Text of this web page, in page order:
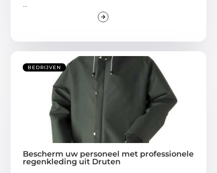
...
BEDRIJVEN
Bescherm uw personeel met professionele
regenkleding uit Druten